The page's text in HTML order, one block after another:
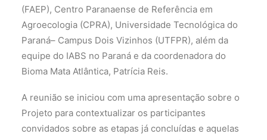
(FAEP), Centro Paranaense de Referência em
Agroecologia (CPRA), Universidade Tecnológica do
Paraná– Campus Dois Vizinhos (UTFPR), além da
equipe do IABS no Paraná e da coordenadora do
Bioma Mata Atlântica, Patrícia Reis.
A reunião se iniciou com uma apresentação sobre o
Projeto para contextualizar os participantes
convidados sobre as etapas já concluídas e aquelas